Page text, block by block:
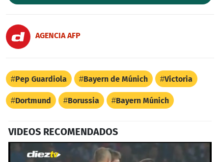
AGENCIA AFP
Pep Guardiola Bayern de Múnich Victoria
Dortmund Borussia Bayern Múnich
VIDEOS RECOMENDADOS